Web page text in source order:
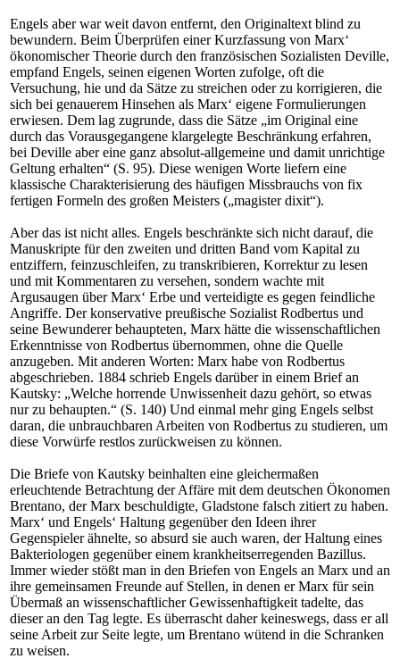
Engels aber war weit davon entfernt, den Originaltext blind zu
bewundern. Beim Überprüfen einer Kurzfassung von Marx‘
ökonomischer Theorie durch den französischen Sozialisten Deville,
empfand Engels, seinen eigenen Worten zufolge, oft die
Versuchung, hie und da Sätze zu streichen oder zu korrigieren, die
sich bei genauerem Hinsehen als Marx‘ eigene Formulierungen
erwiesen. Dem lag zugrunde, dass die Sätze „im Original eine
durch das Vorausgegangene klargelegte Beschränkung erfahren,
bei Deville aber eine ganz absolut-allgemeine und damit unrichtige
Geltung erhalten“ (S. 95). Diese wenigen Worte liefern eine
klassische Charakterisierung des häufigen Missbrauchs von fix
fertigen Formeln des großen Meisters („magister dixit“).
Aber das ist nicht alles. Engels beschränkte sich nicht darauf, die
Manuskripte für den zweiten und dritten Band vom Kapital zu
entziffern, feinzuschleifen, zu transkribieren, Korrektur zu lesen
und mit Kommentaren zu versehen, sondern wachte mit
Argusaugen über Marx‘ Erbe und verteidigte es gegen feindliche
Angriffe. Der konservative preußische Sozialist Rodbertus und
seine Bewunderer behaupteten, Marx hätte die wissenschaftlichen
Erkenntnisse von Rodbertus übernommen, ohne die Quelle
anzugeben. Mit anderen Worten: Marx habe von Rodbertus
abgeschrieben. 1884 schrieb Engels darüber in einem Brief an
Kautsky: „Welche horrende Unwissenheit dazu gehört, so etwas
nur zu behaupten.“ (S. 140) Und einmal mehr ging Engels selbst
daran, die unbrauchbaren Arbeiten von Rodbertus zu studieren, um
diese Vorwürfe restlos zurückweisen zu können.
Die Briefe von Kautsky beinhalten eine gleichermaßen
erleuchtende Betrachtung der Affäre mit dem deutschen Ökonomen
Brentano, der Marx beschuldigte, Gladstone falsch zitiert zu haben.
Marx‘ und Engels‘ Haltung gegenüber den Ideen ihrer
Gegenspieler ähnelte, so absurd sie auch waren, der Haltung eines
Bakteriologen gegenüber einem krankheitserregenden Bazillus.
Immer wieder stößt man in den Briefen von Engels an Marx und an
ihre gemeinsamen Freunde auf Stellen, in denen er Marx für sein
Übermaß an wissenschaftlicher Gewissenhaftigkeit tadelte, das
dieser an den Tag legte. Es überrascht daher keineswegs, dass er all
seine Arbeit zur Seite legte, um Brentano wütend in die Schranken
zu weisen.